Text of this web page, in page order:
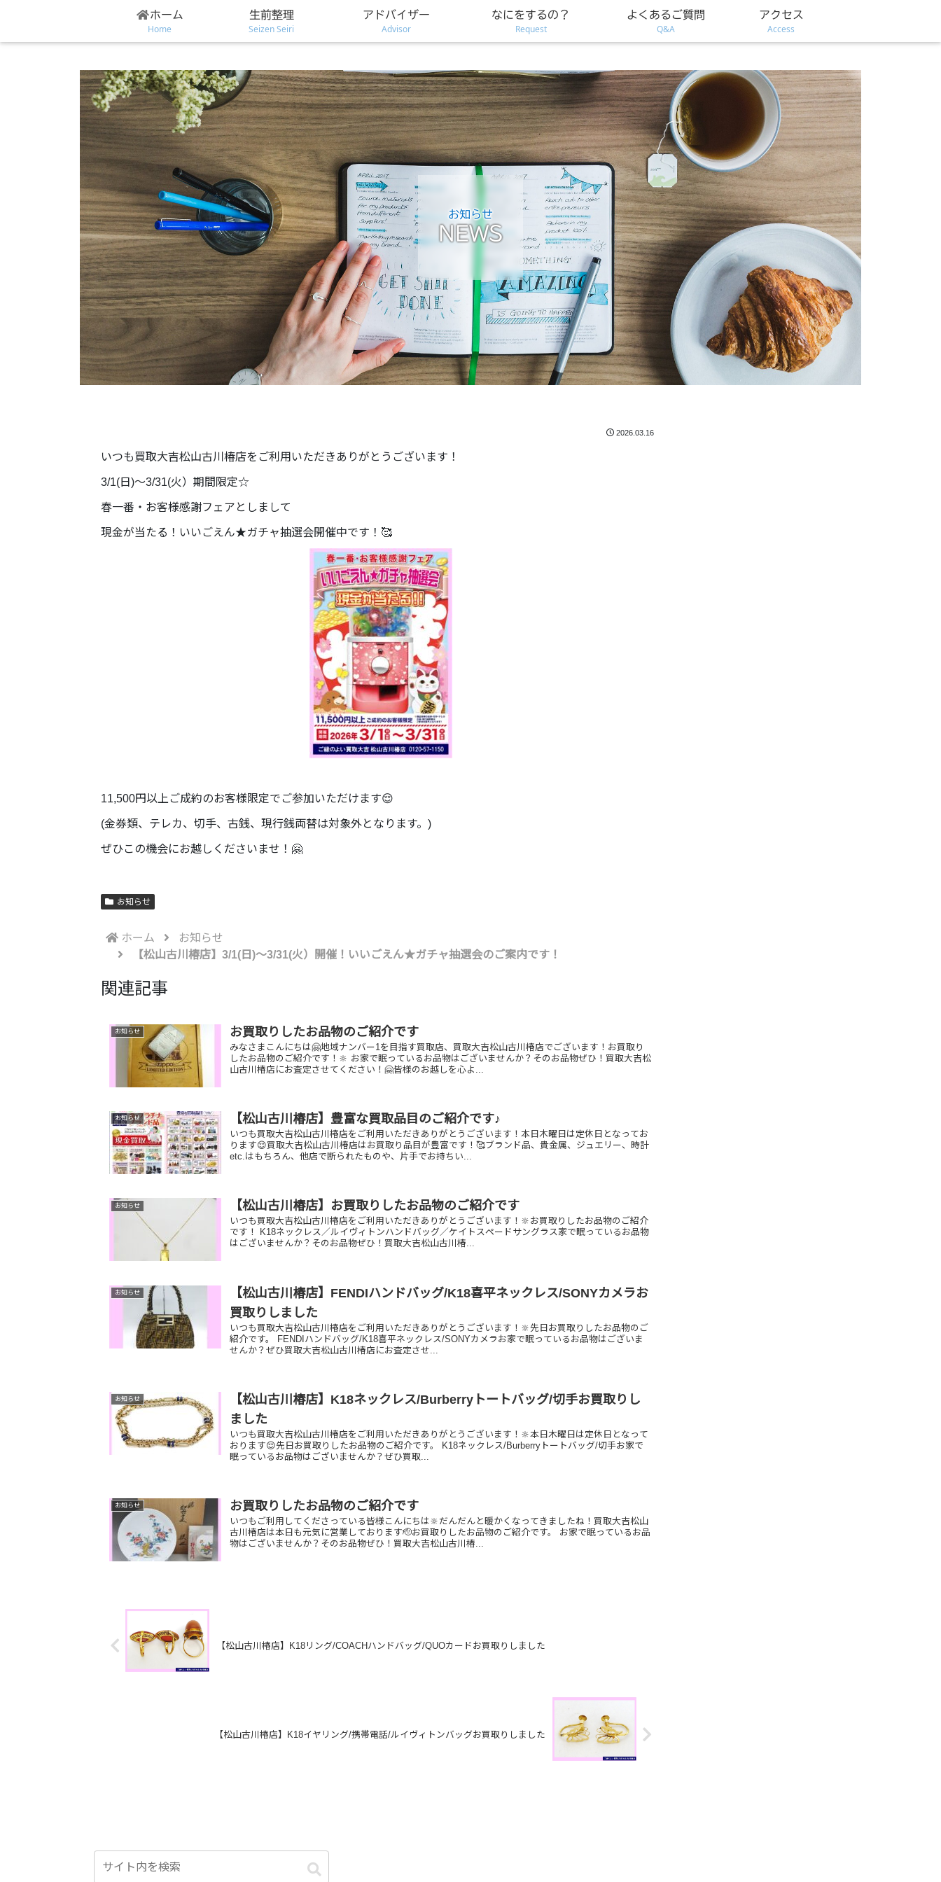
お知らせ
NEWS
ホーム
Home
生前整理
Seizen Seiri
アドバイザー
Advisor
なにをするの？
Request
よくあるご質問
Q&A
アクセス
Access
2026.03.16
いつも買取大吉松山古川椿店をご利用いただきありがとうございます！
3/1(日)～3/31(火）期間限定☆
春一番・お客様感謝フェアとしまして
現金が当たる！いいごえん★ガチャ抽選会開催中です！🥰
11,500円以上ご成約のお客様限定でご参加いただけます😌
(金券類、テレカ、切手、古銭、現行銭両替は対象外となります。)
ぜひこの機会にお越しくださいませ！🤗
お知らせ
ホーム
お知らせ
【松山古川椿店】3/1(日)～3/31(火）開催！いいごえん★ガチャ抽選会のご案内です！
関連記事
お知らせ お買取りしたお品物のご紹介です
みなさまこんにちは🤗地域ナンバー1を目指す買取店、買取大吉松山古川椿店でございます！お買取り
したお品物のご紹介です！🔆 お家で眠っているお品物はございませんか？そのお品物ぜひ！買取大吉松
山古川椿店にお査定させてください！🤗皆様のお越しを心よ...
お知らせ 【松山古川椿店】豊富な買取品目のご紹介です♪
いつも買取大吉松山古川椿店をご利用いただきありがとうございます！本日木曜日は定休日となってお
ります😌買取大吉松山古川椿店はお買取り品目が豊富です！🥰ブランド品、貴金属、ジュエリー、時計
etc.はもちろん、他店で断られたものや、片手でお持ちい...
お知らせ 【松山古川椿店】お買取りしたお品物のご紹介です
いつも買取大吉松山古川椿店をご利用いただきありがとうございます！🔆お買取りしたお品物のご紹介
です！ K18ネックレス／ルイヴィトンハンドバッグ／ケイトスペードサングラス家で眠っているお品物
はございませんか？そのお品物ぜひ！買取大吉松山古川椿...
お知らせ
【松山古川椿店】FENDIハンドバッグ/K18喜平ネックレス/SONYカメラお
買取りしました
いつも買取大吉松山古川椿店をご利用いただきありがとうございます！🔆先日お買取りしたお品物のご
紹介です。 FENDIハンドバッグ/K18喜平ネックレス/SONYカメラお家で眠っているお品物はございま
せんか？ぜひ買取大吉松山古川椿店にお査定させ...
お知らせ
【松山古川椿店】K18ネックレス/Burberryトートバッグ/切手お買取りし
ました
いつも買取大吉松山古川椿店をご利用いただきありがとうございます！🔆本日木曜日は定休日となって
おります😌先日お買取りしたお品物のご紹介です。 K18ネックレス/Burberryトートバッグ/切手お家で
眠っているお品物はございませんか？ぜひ買取...
お知らせ お買取りしたお品物のご紹介です
いつもご利用してくださっている皆様こんにちは🔆だんだんと暖かくなってきましたね！買取大吉松山
古川椿店は本日も元気に営業しております🫡お買取りしたお品物のご紹介です。 お家で眠っているお品
物はございませんか？そのお品物ぜひ！買取大吉松山古川椿...
【松山古川椿店】K18リング/COACHハンドバッグ/QUOカードお買取りしました
【松山古川椿店】K18イヤリング/携帯電話/ルイヴィトンバッグお買取りしました